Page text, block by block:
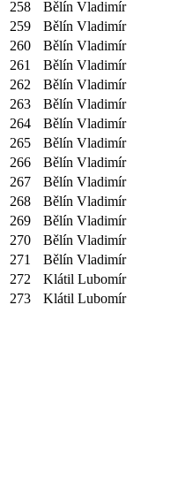
258
Bělín Vladimír
259
Bělín Vladimír
260
Bělín Vladimír
261
Bělín Vladimír
262
Bělín Vladimír
263
Bělín Vladimír
264
Bělín Vladimír
265
Bělín Vladimír
266
Bělín Vladimír
267
Bělín Vladimír
268
Bělín Vladimír
269
Bělín Vladimír
270
Bělín Vladimír
271
Bělín Vladimír
272
Klátil Lubomír
273
Klátil Lubomír